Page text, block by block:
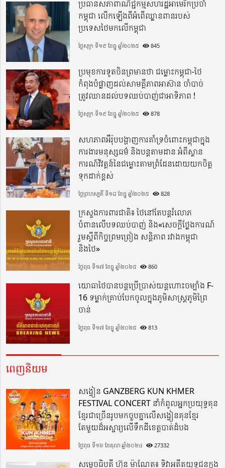
ប្រធានសភាពាណិជ្ជកម្មសហរដ្ឋអាមេរិកប្រចាំ
កម្ពុជា លើកឡើងពីអំពើឈ្លានពានរបស់
ប្រទេសថៃមកលើកម្ពុជា
ថ្ងៃសុក្រ ទី១៩ ខែធ្នូ ឆ្នាំ២០២៥ 845
ប្រមុខការទូតចិនព្រមានថា ជម្លោះកម្ពុជា-ថៃ
កំពុងបំផ្លាញដល់សាមគ្គីភាពអាស៊ាន ចាំបាច់
ត្រូវឈានដល់បទឈប់បាញ់ជាអាទិភាព !
ថ្ងៃសុក្រ ទី១៩ ខែធ្នូ ឆ្នាំ២០២៥ 878
សហភាពអឺរ៉ុបបង្ហាញការគាំទ្រចំពោះកម្ពុជាក្នុង
ការងារមនុស្សធម៌ និងបន្តតាមដាន អំពីស្ថាន
ការណ៍វិវត្តន៍នៃជម្លោះតាមព្រំដែនដោយយកចិត្ត
ទុកដាក់ខ្ពស់
ថ្ងៃព្រហស្បតិ៍ ទី១៨ ខែធ្នូ ឆ្នាំ២០២៥ 828
ក្រសួងការពារជាតិ៖ ថៃនៅតែបន្តរំលោភ
បំពានលើបទឈប់បាញ់ និង«សេចក្តីថ្លែងការណ៍
រួមស្តីពីកិច្ចព្រមព្រៀង សន្តិភាព រវាងកម្ពុជា
និងថៃ»
ថ្ងៃពុធ ទី១៧ ខែធ្នូ ឆ្នាំ២០២៥ 860
យោធាថៃបានបន្តប្រើប្រាស់យន្តហោះចម្បាំង F-
16 ទម្លាក់គ្រាប់បែកចូលក្នុងភូមិសាស្ត្រភូមិព្រៃ
ចាន់
ថ្ងៃពុធ ទី១៧ ខែធ្នូ ឆ្នាំ២០២៥ 813
ពេញនិយម
សង្វៀន GANZBERG KUN KHMER
FESTIVAL CONCERT នាំកំពូលអ្នកប្រយុទ្ធគុន
ខ្មែរជាច្រើនរូបមកចួបគ្នាលើសង្វៀនគុនខ្មែរ
តែមួយដ៏អស្ចារ្យលើទឹកដីខេត្តបាត់ដំបង
ថ្ងៃពុធ ទី១៦ ខែតុលា ឆ្នាំ២០២៤ 27332
សម្តេចធិបតី ហ៊ុន ម៉ាណែត៖ ទិវាអតីតយុទ្ធជនក្នុង